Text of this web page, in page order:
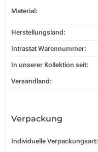
Material:
Herstellungsland:
Intrastat Warennummer:
In unserer Kollektion seit:
Versandland:
Verpackung
Individuelle Verpackungsart: